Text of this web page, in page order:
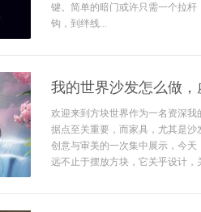
键。简单的暗门或许只需一个拉
钩，到绊线...
我的世界沙发怎么做
欢迎来到方块世界作为一名资深
据点至关重要，而家具，尤其是
创意与审美的一次集中展示，今
远不止于摆放方块，它关乎设计